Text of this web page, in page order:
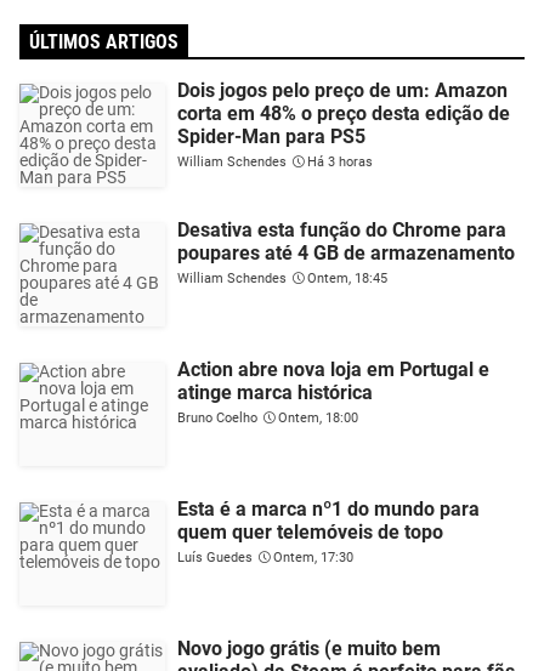
ÚLTIMOS ARTIGOS
Dois jogos pelo preço de um: Amazon
corta em 48% o preço desta edição de
Spider-Man para PS5
William Schendes Há 3 horas
Desativa esta função do Chrome para
poupares até 4 GB de armazenamento
William Schendes Ontem, 18:45
Action abre nova loja em Portugal e
atinge marca histórica
Bruno Coelho Ontem, 18:00
Esta é a marca nº1 do mundo para
quem quer telemóveis de topo
Luís Guedes Ontem, 17:30
Novo jogo grátis (e muito bem